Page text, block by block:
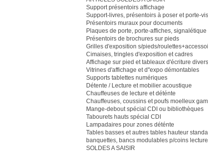
Support présentoirs affichage
Support-livres, présentoirs à poser et porte-
Présentoirs muraux pour documents
Plaques de porte, porte-affiches, signalétique
Présentoirs de brochures sur pieds
Grilles d'exposition s/pieds/
Cimaises, tringles d'exposition et cadres
Affichage sur pied et tableaux d'écriture divers
Vitrines d'affichage et d''expo démontables
Supports tablettes numériques
Détente / Lecture et mobilier acoustique
Chauffeuses de lecture et déténte
Chauffeuses, coussins et poufs moelleux
Mange-debout spécial CDI ou bibliothèques
Tabourets hauts spécial CDI
Lampadaires pour zones déténte
Tables basses et autres tables hauteur
banquettes, bancs modulables p/coins
SOLDES A SAISIR